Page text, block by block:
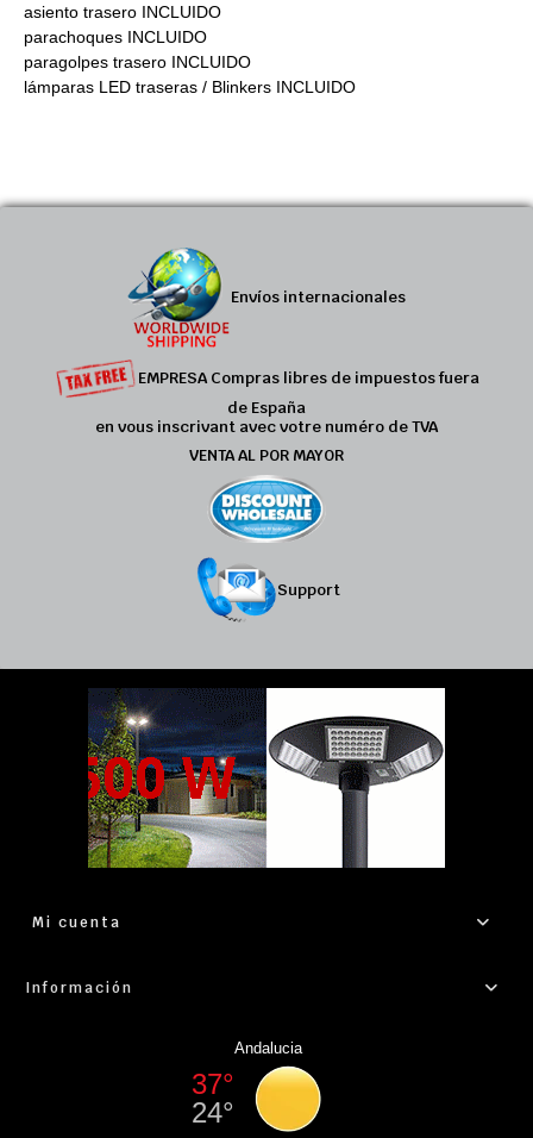
asiento trasero INCLUIDO
parachoques INCLUIDO
paragolpes trasero INCLUIDO
lámparas LED traseras / Blinkers INCLUIDO
Envíos internacionales
EMPRESA Compras libres de impuestos fuera
de España
en vous inscrivant avec votre numéro de TVA
VENTA AL POR MAYOR
Support
Mi cuenta
Información